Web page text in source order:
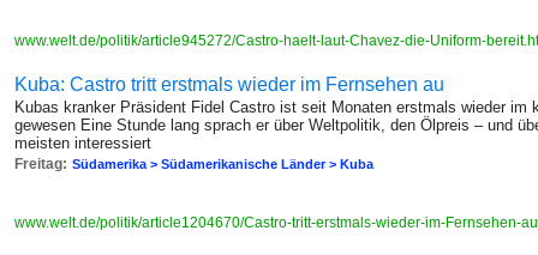
www.welt.de/politik/article945272/Castro-haelt-laut-Chavez-die-Uniform-
Kuba: Castro tritt erstmals wieder im Fernsehen au
Kubas kranker Präsident Fidel Castro ist seit Monaten erstmals wieder im
gewesen Eine Stunde lang sprach er über Weltpolitik, den Ölpreis – und
meisten interessiert
Freitag: Südamerika > Südamerikanische Länder > Kuba
www.welt.de/politik/article1204670/Castro-tritt-erstmals-wieder-im-Fernsehen-